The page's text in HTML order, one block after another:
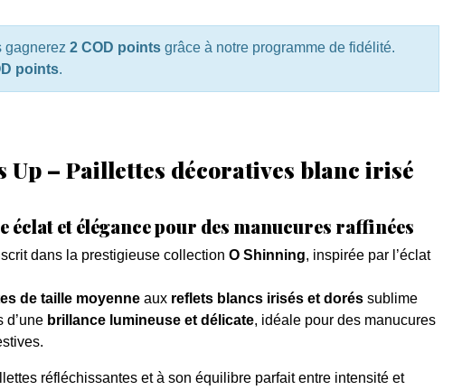
gagnerez 2 COD pointsgrâce à notre programme de fidélité.
points.
Up – Paillettes décoratives blanc irisé
éclat et élégance pour des manucures raffinées
dans la prestigieuse collection O Shinning, inspirée par l’éclat
de taille moyenneaux reflets blancs irisés et doréssublime
d’une brillance lumineuse et délicate, idéale pour des manucures
réfléchissantes et à son équilibre parfait entre intensité et